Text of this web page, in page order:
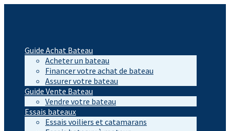
Guide Achat Bateau
Acheter un bateau
Financer votre achat de bateau
Assurer votre bateau
Guide Vente Bateau
Vendre votre bateau
Essais bateaux
Essais voiliers et catamarans